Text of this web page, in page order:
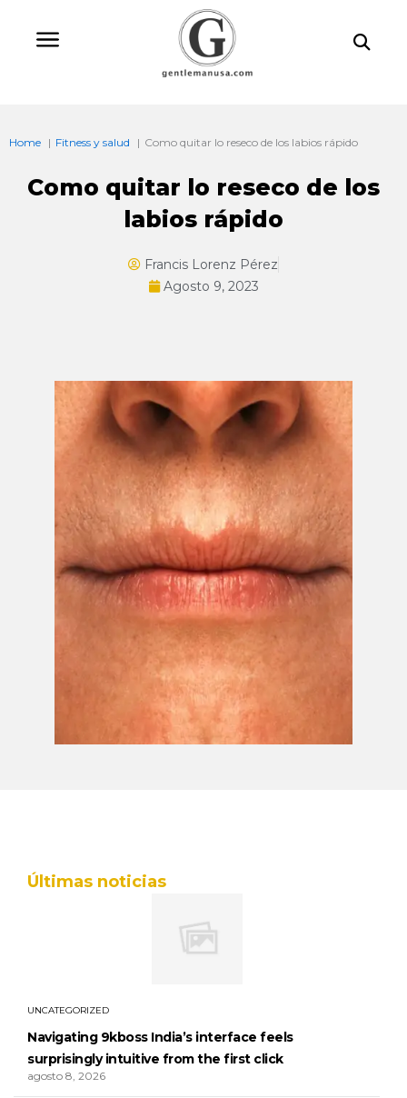
Home Fitness y salud Como quitar lo reseco de los labios rápido
Como quitar lo reseco de los
labios rápido
Francis Lorenz Pérez
Agosto 9, 2023
Últimas noticias
UNCATEGORIZED
Navigating 9kboss India’s interface feels
surprisingly intuitive from the first click
agosto 8, 2026